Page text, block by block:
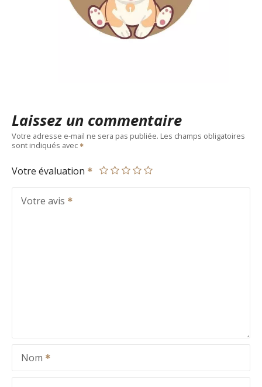
Laissez un commentaire
Votre adresse e-mail ne sera pas publiée. Les champs obligatoires
sont indiqués avec
Votre évaluation
Votre avis
Nom